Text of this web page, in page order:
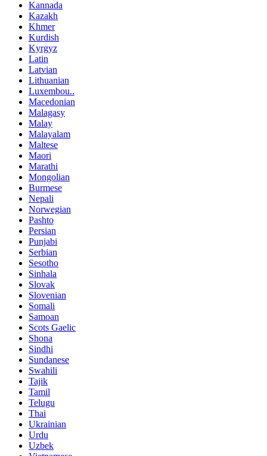
Kannada
Kazakh
Khmer
Kurdish
Kyrgyz
Latin
Latvian
Lithuanian
Luxembou..
Macedonian
Malagasy
Malay
Malayalam
Maltese
Maori
Marathi
Mongolian
Burmese
Nepali
Norwegian
Pashto
Persian
Punjabi
Serbian
Sesotho
Sinhala
Slovak
Slovenian
Somali
Samoan
Scots Gaelic
Shona
Sindhi
Sundanese
Swahili
Tajik
Tamil
Telugu
Thai
Ukrainian
Urdu
Uzbek